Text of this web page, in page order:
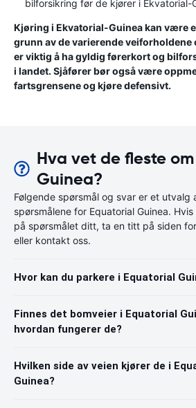
bilforsikring før de kjører i Ekvatorial-
Kjøring i Ekvatorial-Guinea kan være
grunn av de varierende veiforholdene
er viktig å ha gyldig førerkort og
i landet. Sjåfører bør også være
fartsgrensene og kjøre defensivt.
Hva vet de fleste
Guinea?
Følgende spørsmål og svar er et
spørsmålene for Equatorial Guinea.
på spørsmålet ditt, ta en titt på siden
eller kontakt oss.
Hvor kan du parkere i Equatorial
Finnes det bomveier i Equatorial
hvordan fungerer de?
Hvilken side av veien kjører de i
Guinea?